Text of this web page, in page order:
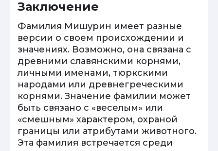
Заключение
Фамилия Мишурин имеет разные
версии о своем происхождении и
значениях. Возможно, она связана с
древними славянскими корнями,
личными именами, тюркскими
народами или древнегреческими
корнями. Значение фамилии может
быть связано с «веселым» или
«смешным» характером, охраной
границы или атрибутами животного.
Эта фамилия встречается среди